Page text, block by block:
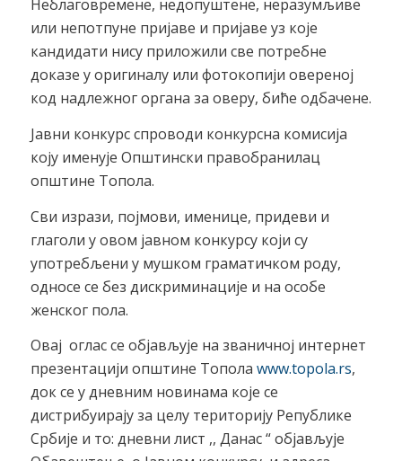
Неблаговремене, недопуштене, неразумљиве
или непотпуне пријаве и пријаве уз које
кандидати нису приложили све потребне
доказе у оригиналу или фотокопији овереној
код надлежног органа за оверу, биће одбачене.
Јавни конкурс спроводи конкурсна комисија
коју именује Општински правобранилац
oпштине Топола.
Сви изрази, појмови, именице, придеви и
глаголи у овом јавном конкурсу који су
употребљени у мушком граматичком роду,
односе се без дискриминације и на особе
женског пола.
Овај оглас се објављује на званичној интернет
презентацији општине Топола www.topola.rs,
док се у дневним новинама које се
дистрибуирају за целу територију Републике
Србије и то: дневни лист ,, Данас “ објављује